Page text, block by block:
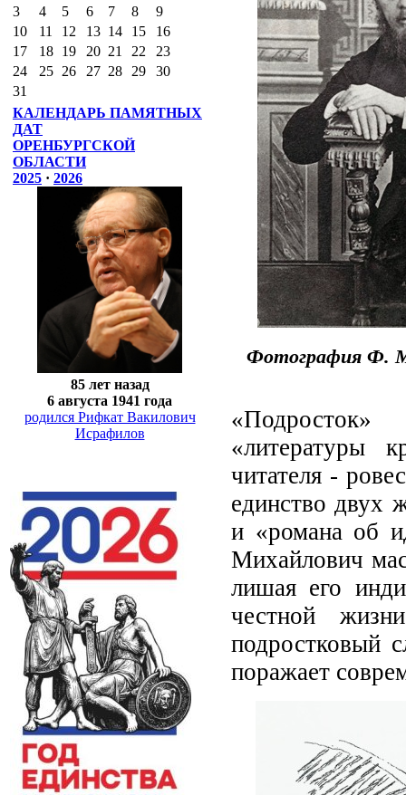
3
4 5 6 7 8
9
10
11 12 13 14 15
16
17
18 19 20 21 22
23
24
25 26 27 28 29
30
31
КАЛЕНДАРЬ ПАМЯТНЫХ
ДАТ
ОРЕНБУРГСКОЙ
ОБЛАСТИ
2025 · 2026
85 лет назад
6 августа 1941 года
родился Рифкат Вакилович
Исрафилов
Фотография Ф.
«Подросток»
«литературы
читателя -
единство двух
и «романа об
Михайлович
лишая его
честной
подростковый
поражает